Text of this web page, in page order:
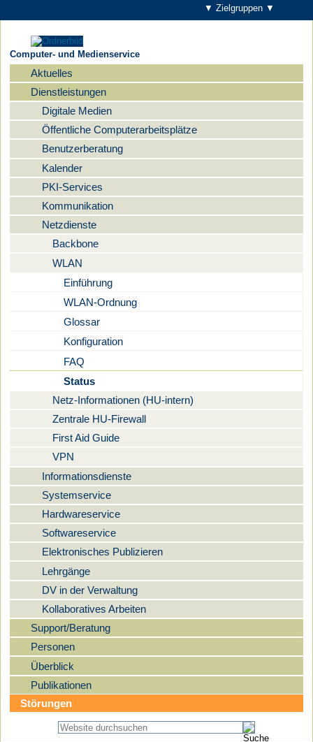
▼ Zielgruppen ▼
Computer- und Medienservice
Navigation
Aktuelles
Dienstleistungen
Digitale Medien
Öffentliche Computerarbeitsplätze
Benutzerberatung
Kalender
PKI-Services
Kommunikation
Netzdienste
Backbone
WLAN
Einführung
WLAN-Ordnung
Glossar
Konfiguration
FAQ
Status
Netz-Informationen (HU-intern)
Zentrale HU-Firewall
First Aid Guide
VPN
Informationsdienste
Systemservice
Hardwareservice
Softwareservice
Elektronisches Publizieren
Lehrgänge
DV in der Verwaltung
Kollaboratives Arbeiten
Support/Beratung
Personen
Überblick
Publikationen
Störungen